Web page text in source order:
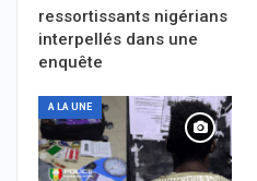
ressortissants nigérians
interpellés dans une
enquête
A LA UNE